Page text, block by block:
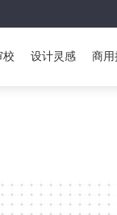
校 设计灵感 商用